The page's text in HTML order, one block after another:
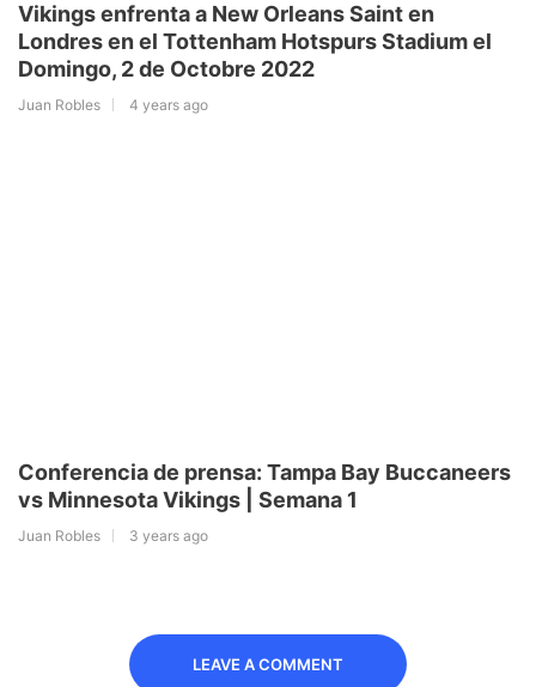
Vikings enfrenta a New Orleans Saint en
Londres en el Tottenham Hotspurs Stadium el
Domingo, 2 de Octobre 2022
Juan Robles 4 years ago
Conferencia de prensa: Tampa Bay Buccaneers
vs Minnesota Vikings | Semana 1
Juan Robles 3 years ago
LEAVE A COMMENT